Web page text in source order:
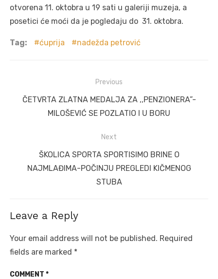
otvorena 11. oktobra u 19 sati u galeriji muzeja, a
posetici će moći da je pogledaju do 31. oktobra.
Tag: ćuprija nadežda petrović
navigation
Previous
Previous
ČETVRTA ZLATNA MEDALJA ZA ,,PENZIONERA”-
MILOŠEVIĆ SE POZLATIO I U BORU
Next
post:
ŠKOLICA SPORTA SPORTISIMO BRINE O
NAJMLAĐIMA-POČINJU PREGLEDI KIČMENOG
STUBA
Leave a Reply
Your email address will not be published. Required
fields are marked *
COMMENT *